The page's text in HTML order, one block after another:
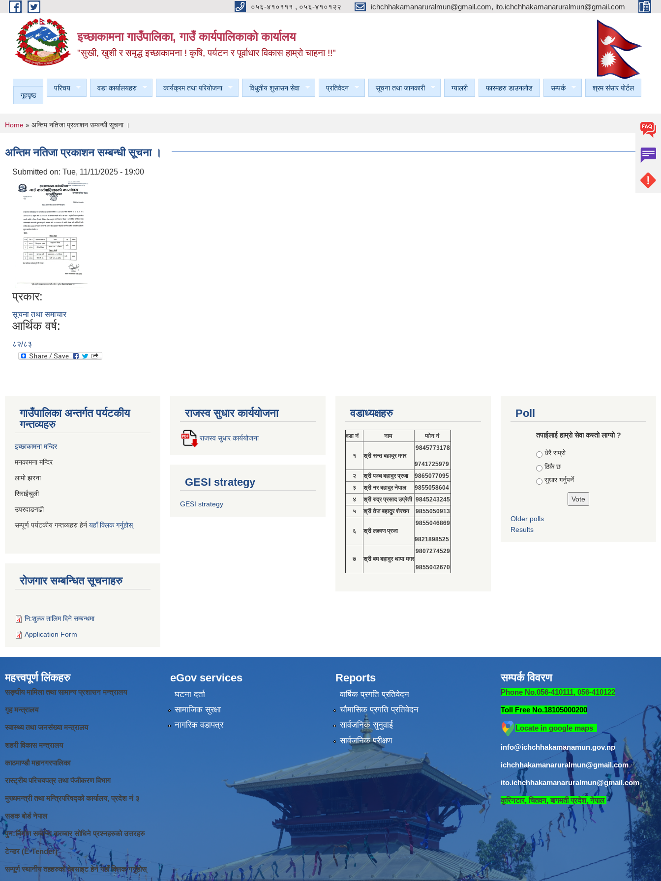
Skip to main content ०५६-४१०१११ , ०५६-४१०१२२ ichchhakamanaruralmun@gmail.com, ito.ichchhakamanaruralmun@gmail.com
इच्छाकामना गाउँपालिका, गाउँ कार्यपालिकाको कार्यालय
"सुखी, खुशी र समृद्ध इच्छाकामना ! कृषि, पर्यटन र पूर्वाधार विकास हाम्रो चाहना !!"
गृहपृष्ठ
परिचय वडा कार्यालयहरु कार्यक्रम तथा परियोजना विधुतीय शुसासन सेवा प्रतिवेदन सूचना तथा जानकारी ग्यालरी फारमहरु डाउनलोड सम्पर्क श्रम संसार पोर्टल
You are here
Home » अन्तिम नतिजा प्रकाशन सम्बन्धी सूचना ।
अन्तिम नतिजा प्रकाशन सम्बन्धी सूचना ।
Submitted on: Tue, 11/11/2025 - 19:00
प्रकार:
सूचना तथा समाचार
आर्थिक वर्ष:
८२/८३
गाउँपालिका अन्तर्गत पर्यटकीय
गन्तव्यहरु
इच्छाकामना मन्दिर
मनकामना मन्दिर
लामो झरना
सिराईचुली
उपरदाङगढी
सम्पूर्ण पर्यटकीय गन्तव्यहरु हेर्न यहाँ क्लिक गर्नुहोस्
रोजगार सम्बन्धित सूचनाहरु
नि:शुल्क तालिम दिने सम्बन्धमा
Application Form
राजस्व सुधार कार्ययोजना
राजस्व सुधार कार्ययोजना
GESI strategy
GESI strategy
वडाध्यक्षहरु
वडा नं नाम फोन नं
१ श्री सन्त बहादुर मगर
9845773178
9741725979
२
श्री पञ्च बहादुर प्रजा
9865077095
३
श्री नर बहादुर नेपाल
9855058604
४
श्री रुद्र प्रसाद उप्रेती 9845243245
५
श्री तेज बहादुर शेरचन 9855050913
६ श्री लक्ष्मण प्रजा
9855046869
9821898525
७ श्री बम बहादुर थापा मगर
9807274529
9855042670
Poll
तपाईलाई हाम्रो सेवा कस्तो लाग्यो ?
Choices
धेरै राम्रो
ठिकै छ
सुधार गर्नुपर्ने
Older polls
Results
महत्त्वपूर्ण लिंकहरु
सङ्घीय मामिला तथा सामान्य प्रशासन मन्त्रालय
गृह मन्त्रालय
स्वास्थ्य तथा जनसंख्या मन्त्रालय
शहरी विकास मन्त्रालय
काठमाण्डौ महानगरपालिका
रास्ट्रीय परिचयपत्र तथा पंजीकरण विभाग
मुख्यमन्त्री तथा मन्त्रिपरिषद्को कार्यालय, प्रदेश नं ३
सडक बोर्ड नेपाल
पुन:र्निर्माण सम्बन्धि बारम्बार सोधिने प्रश्नहरुको उत्तरहरु
टेन्डर (E-Tender)
सम्पूर्ण स्थानीय तहहरुको वेबसाइट हेर्न यहाँ क्लिक गर्नुहोस्
eGov services
घटना दर्ता
सामाजिक सुरक्षा
नागरिक वडापत्र
Reports
वार्षिक प्रगति प्रतिवेदन
चौमासिक प्रगति प्रतिवेदन
सार्वजनिक सुनुवाई
सार्वजनिक परीक्षण
सम्पर्क विवरण
Phone No.056-410111, 056-410122
Toll Free No.18105000200
Locate in google maps
info@ichchhakamanamun.gov.np
ichchhakamanaruralmun@gmail.com
ito.ichchhakamanaruralmun@gmail.com​
कुरिनटार, चितवन, बागमती प्रदेश, नेपाल